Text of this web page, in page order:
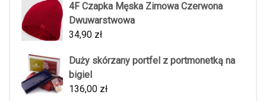
4F Czapka Męska Zimowa Czerwona
Dwuwarstwowa
34,90 zł
Duży skórzany portfel z portmonetką na
bigiel
136,00 zł